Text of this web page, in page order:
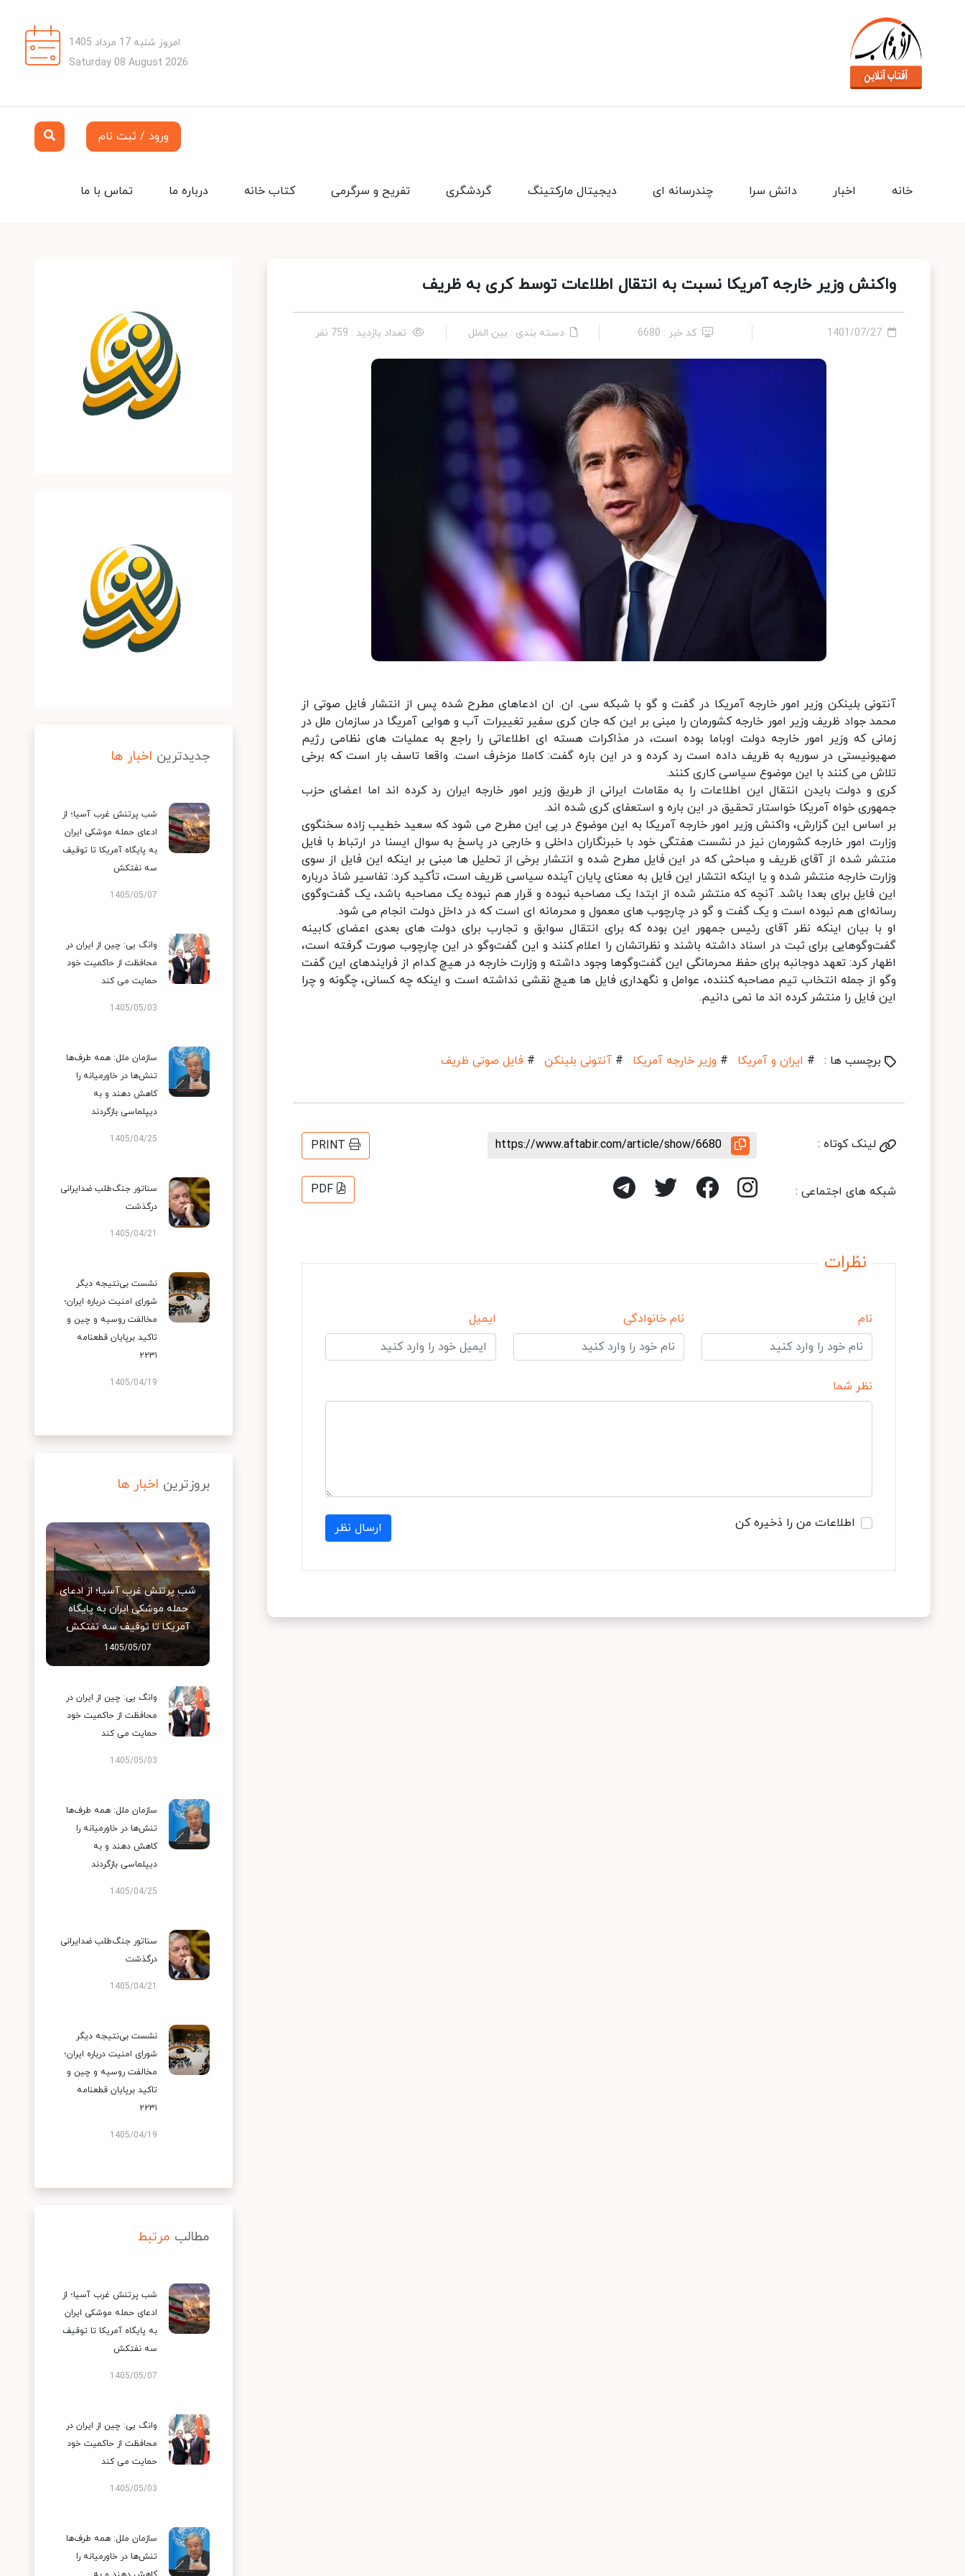
امروز شنبه 17 مرداد 1405
Saturday 08 August 2026
ورود / ثبت نام
تماس با ما درباره ما کتاب خانه تفریح و سرگرمی گردشگری دیجیتال مارکتینگ چندرسانه ای دانش سرا اخبار خانه
واکنش وزیر خارجه آمریکا نسبت به انتقال اطلاعات توسط کری به ظریف
1401/07/27 کد خبر : 6680 دسته بندی : بین الملل تعداد بازدید : 759 نفر
آنتونی بلینکن وزیر امور خارجه آمریکا در گفت و گو با شبکه سی. ان. ان ادعاهای مطرح شده پس از انتشار فایل صوتی از
محمد جواد ظریف وزیر امور خارجه کشورمان را مبنی بر این که جان کری سفیر تغییرات آب و هوایی آمریگا در سازمان ملل در
زمانی که وزیر امور خارجه دولت اوباما بوده است، در مذاکرات هسته ای اطلاعاتی را راجع به عملیات های نظامی رژیم
صهیونیستی در سوریه به ظریف داده است رد کرده و در این باره گفت: کاملا مزخرف است. واقعا تاسف بار است که برخی
تلاش می کنند با این موضوع سیاسی کاری کنند.
کری و دولت بایدن انتقال این اطلاعات را به مقامات ایرانی از طریق وزیر امور خارجه ایران رد کرده اند اما اعضای حزب
جمهوری خواه آمریکا خواستار تحقیق در این باره و استعفای کری شده اند.
بر اساس این گزارش، واکنش وزیر امور خارجه آمریکا به این موضوع در پی این مطرح می شود که سعید خطیب زاده سخنگوی
وزارت امور خارجه کشورمان نیز در نشست هفتگی خود با خبرنگاران داخلی و خارجی در پاسخ به سوال ایسنا در ارتباط با فایل
منتشر شده از آقای ظریف و مباحثی که در این فایل مطرح شده و انتشار برخی از تحلیل ها مبنی بر اینکه این فایل از سوی
وزارت خارجه منتشر شده و یا اینکه انتشار این فایل به معنای پایان آینده سیاسی ظریف است، تأکید کرد: تفاسیر شاذ درباره
این فایل برای بعدا باشد. آنچه که منتشر شده از ابتدا یک مصاحبه نبوده و قرار هم نبوده یک مصاحبه باشد، یک گفت‌وگوی
رسانه‌ای هم نبوده است و یک گفت و گو در چارچوب های معمول و محرمانه ای است که در داخل دولت انجام می شود.
او با بیان اینکه نظر آقای رئیس جمهور این بوده که برای انتقال سوابق و تجارب برای دولت های بعدی اعضای کابینه
گفت‌وگوهایی برای ثبت در اسناد داشته باشند و نظراتشان را اعلام کنند و این گفت‌وگو در این چارچوب صورت گرفته است،
اظهار کرد: تعهد دوجانبه برای حفظ محرمانگی این گفت‌وگوها وجود داشته و وزارت خارجه در هیچ کدام از فرایندهای این گفت
وگو از جمله انتخاب تیم مصاحبه کننده، عوامل و نگهداری فایل ها هیچ نقشی نداشته است و اینکه چه کسانی، چگونه و چرا
این فایل را منتشر کرده اند ما نمی دانیم.
برچسب ها : # ایران و آمریکا # وزیر خارجه آمریکا # آنتونی بلینکن # فایل صوتی ظریف
لینک کوتاه : https://www.aftabir.com/article/show/6680
PRINT
شبکه های اجتماعی : PDF
نظرات
نام نام خانوادگی ایمیل
نظر شما
اطلاعات من را ذخیره کن ارسال نظر
جدیدترین اخبار ها
شب پرتنش غرب آسیا؛ از
ادعای حمله موشکی ایران
به پایگاه آمریکا تا توقیف
سه نفتکش
1405/05/07
وانگ یی: چین از ایران در
محافظت از حاکمیت خود
حمایت می کند
1405/05/03
سازمان ملل: همه طرف‌ها
تنش‌ها در خاورمیانه را
کاهش دهند و به
دیپلماسی بازگردند
1405/04/25
سناتور جنگ‌طلب ضدایرانی
درگذشت
1405/04/21
نشست بی‌نتیجه دیگر
شورای امنیت درباره ایران؛
مخالفت روسیه و چین و
تاکید برپایان قطعنامه
۲۲۳۱
1405/04/19
بروزترین اخبار ها
شب پرتنش غرب آسیا؛ از ادعای
حمله موشکی ایران به پایگاه
آمریکا تا توقیف سه نفتکش
1405/05/07
وانگ یی: چین از ایران در
محافظت از حاکمیت خود
حمایت می کند
1405/05/03
سازمان ملل: همه طرف‌ها
تنش‌ها در خاورمیانه را
کاهش دهند و به
دیپلماسی بازگردند
1405/04/25
سناتور جنگ‌طلب ضدایرانی
درگذشت
1405/04/21
نشست بی‌نتیجه دیگر
شورای امنیت درباره ایران؛
مخالفت روسیه و چین و
تاکید برپایان قطعنامه
۲۲۳۱
1405/04/19
مطالب مرتبط
شب پرتنش غرب آسیا؛ از
ادعای حمله موشکی ایران
به پایگاه آمریکا تا توقیف
سه نفتکش
1405/05/07
وانگ یی: چین از ایران در
محافظت از حاکمیت خود
حمایت می کند
1405/05/03
سازمان ملل: همه طرف‌ها
تنش‌ها در خاورمیانه را